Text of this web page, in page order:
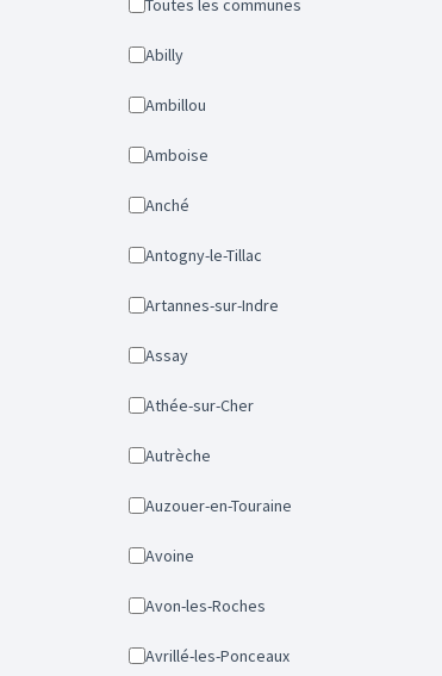
Toutes les communes
Abilly
Ambillou
Amboise
Anché
Antogny-le-Tillac
Artannes-sur-Indre
Assay
Athée-sur-Cher
Autrèche
Auzouer-en-Touraine
Avoine
Avon-les-Roches
Avrillé-les-Ponceaux